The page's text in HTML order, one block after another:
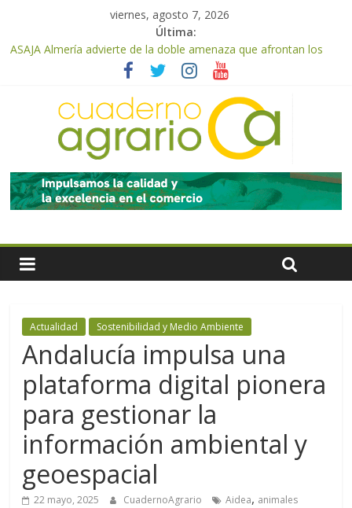
viernes, agosto 7, 2026
Última:
ASAJA Almería advierte de la doble amenaza que afrontan los
cítricos: la clorosis y la caída de los precios
ASAJA Almería: las primeras recolecciones de almendra
confirman una cosecha desigual marcada por las inclemencias
meteorológicas y la incertidumbre en los precios
El Ministerio de Agricultura, Pesca y Alimentación autoriza el
pago de 85 millones adicionales de ayudas de la PAC de
remanentes disponibles
VÍDEO: Promoción y difusión de los valores de los alimentos de
origen cooperativo en escuelas de hostelería
oliva para la próxima campaña
Actualidad Sostenibilidad y Medio Ambiente
Andalucía impulsa una
plataforma digital pionera
para gestionar la
información ambiental y
geoespacial
22 mayo, 2025 CuadernoAgrario Aidea, animales